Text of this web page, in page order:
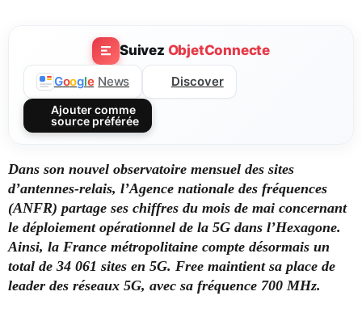
Suivez ObjetConnecte
Google News Discover
Ajouter comme
source préférée
Dans son nouvel observatoire mensuel des sites
d’antennes-relais, l’Agence nationale des fréquences
(ANFR) partage ses chiffres du mois de mai concernant
le déploiement opérationnel de la 5G dans l’Hexagone.
Ainsi, la France métropolitaine compte désormais un
total de 34 061 sites en 5G. Free maintient sa place de
leader des réseaux 5G, avec sa fréquence 700 MHz.